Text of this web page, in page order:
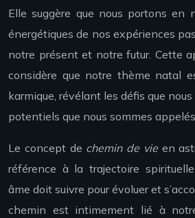
Elle suggère que nous portons en
énergétiques de nos expériences
notre présent et notre futur. Cette
considère que notre thème natal
karmique, révélant les défis que
potentiels que nous sommes
Le concept de chemin de vie en
référence à la trajectoire
âme doit suivre pour évoluer et
chemin est intimement lié à